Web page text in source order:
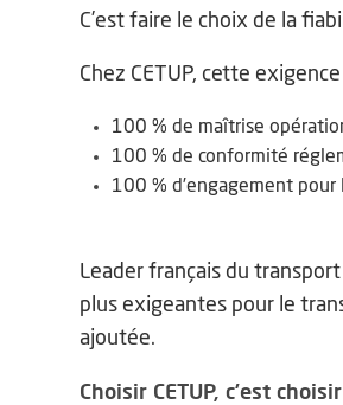
C’est faire le choix de la
Chez CETUP, cette
100 % de maîtrise
100 % de conformité
100 % d’engagement pour
Leader français du
plus exigeantes pour le
ajoutée.
Choisir CETUP, c’est